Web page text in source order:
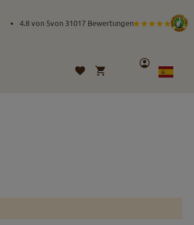
4.8 von 5von 31017 Bewertungen
Lista
Mi cesta
Cuenta
Lenguaje
Spanish